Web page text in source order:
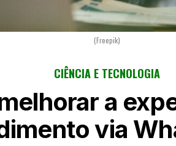
(Freepik)
CIÊNCIA E TECNOLOGIA
a
via